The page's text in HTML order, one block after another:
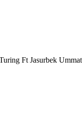
Ft Jasurbek